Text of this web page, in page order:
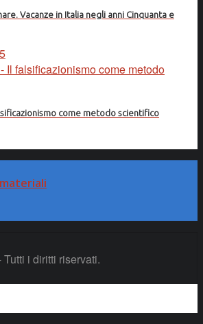
Vacanze in Italia negli anni Cinquanta e
come metodo scientifico
i diritti riservati.